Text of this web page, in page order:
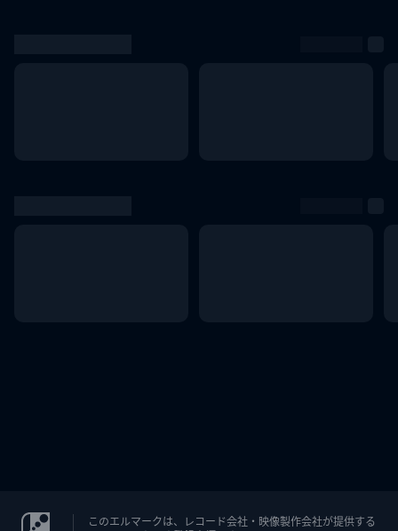
このエルマークは、レコード会社・映像製作会社が提供する